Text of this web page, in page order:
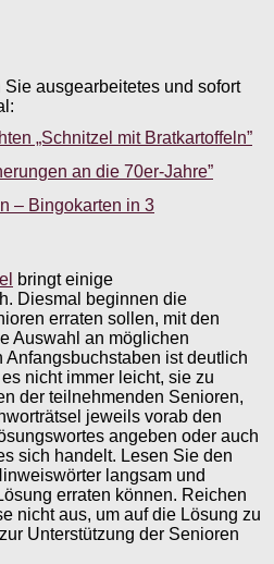
ausgearbeitetes und sofort
„Schnitzel mit Bratkartoffeln”
an die 70er-Jahre”
– Bingokarten in 3
bringt einige
Diesmal beginnen die
erraten sollen, mit den
Auswahl an möglichen
Anfangsbuchstaben ist deutlich
nicht immer leicht, sie zu
der teilnehmenden Senioren,
jeweils vorab den
angeben oder auch
sich handelt. Lesen Sie den
langsam und
erraten können. Reichen
nicht aus, um auf die Lösung zu
Unterstützung der Senioren